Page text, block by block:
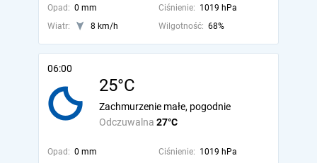
Opad: 0 mm Ciśnienie: 1019 hPa
Wiatr:
8 km/h Wilgotność: 68%
06:00
25°C
Odczuwalna 27°C
Zachmurzenie małe, pogodnie
Opad: 0 mm Ciśnienie: 1019 hPa